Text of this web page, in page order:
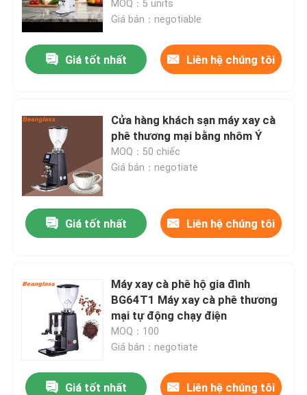
Các sản phẩm
Hướng dẫn VR
Về chúng tôi
MOQ：5 units
Giá bán：negotiable
Giá tốt nhất Liên hệ chúng tôi
Cửa hàng khách sạn máy xay cà
phê thương mại bằng nhôm Ý
MOQ：50 chiếc
Giá bán：negotiate
Giá tốt nhất Liên hệ chúng tôi
Máy xay cà phê hộ gia đình
BG64T1 Máy xay cà phê thương
mại tự động chạy điện
MOQ：100
Giá bán：negotiate
Giá tốt nhất Liên hệ chúng tôi